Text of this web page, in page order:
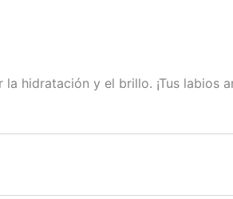
hidratación y el brillo. ¡Tus labios